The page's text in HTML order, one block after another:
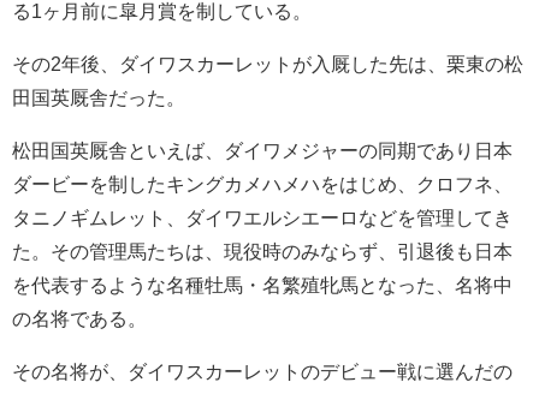
る1ヶ月前に皐月賞を制している。
その2年後、ダイワスカーレットが入厩した先は、栗東の松
田国英厩舎だった。
松田国英厩舎といえば、ダイワメジャーの同期であり日本
ダービーを制したキングカメハメハをはじめ、クロフネ、
タニノギムレット、ダイワエルシエーロなどを管理してき
た。その管理馬たちは、現役時のみならず、引退後も日本
を代表するような名種牡馬・名繁殖牝馬となった、名将中
の名将である。
その名将が、ダイワスカーレットのデビュー戦に選んだの